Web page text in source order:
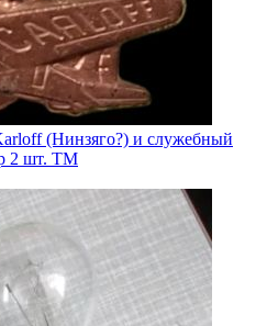
(Нинзяго?) и служебный
2 шт. ТМ